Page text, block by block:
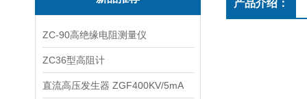
ZC-90高绝缘电阻测量仪
ZC36型高阻计
直流高压发生器 ZGF400KV/5mA
产品介绍：